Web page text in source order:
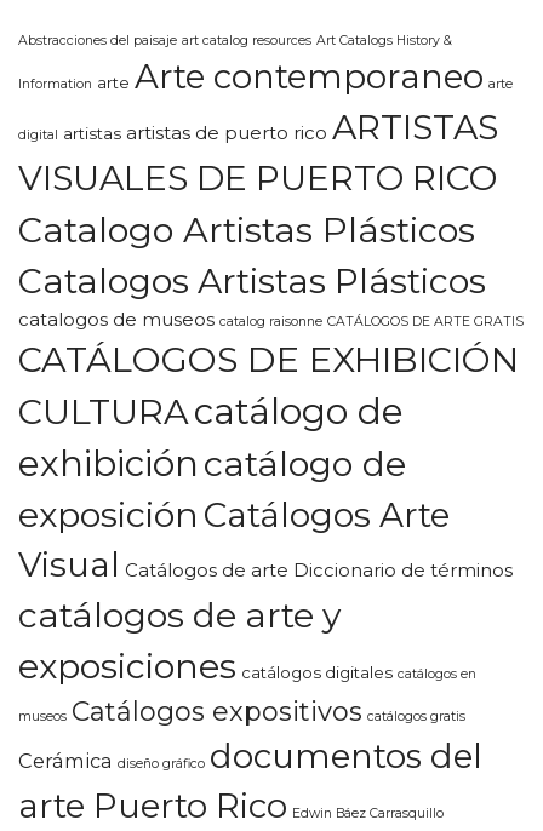
Abstracciones del paisaje art catalog resources Art Catalogs History &
Information arte Arte contemporaneo arte
digital artistas artistas de puerto rico ARTISTAS
VISUALES DE PUERTO RICO
Catalogo Artistas Plásticos
Catalogos Artistas Plásticos
catalogos de museos catalog raisonne CATÁLOGOS DE ARTE GRATIS
CATÁLOGOS DE EXHIBICIÓN
CULTURAcatálogo de
exhibición catálogo de
exposición Catálogos Arte
Visual Catálogos de arte Diccionario de términos
catálogos de arte y
exposiciones catálogos digitales catálogos en
museos Catálogos expositivos catálogos gratis
Cerámica diseño gráfico documentos del
arte Puerto Rico Edwin Báez Carrasquillo